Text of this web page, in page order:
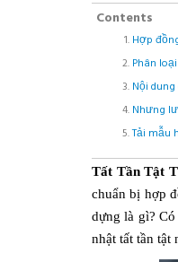
Contents
Hợp
Phân
Nội
Nhưng
Tải mẫu
Tất Tần Tật
chuẩn bị hợp
dựng là gì?
nhật tất tần tật